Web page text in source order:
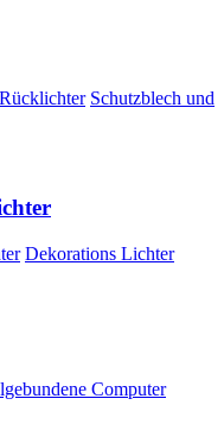
Schutzblech und
Dekorations Lichter
Computer